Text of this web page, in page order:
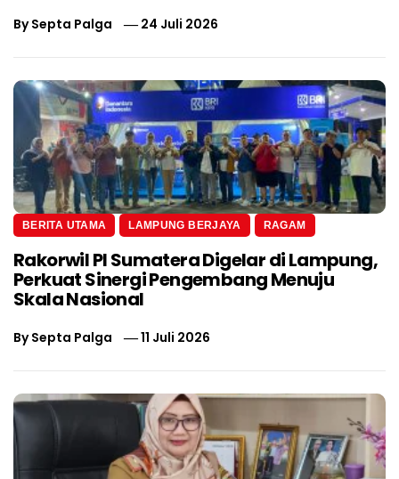
BySepta Palga 24 Juli 2026
BERITA UTAMA LAMPUNG BERJAYA RAGAM
Rakorwil PI Sumatera Digelar di Lampung,
Perkuat Sinergi Pengembang Menuju
Skala Nasional
BySepta Palga 11 Juli 2026